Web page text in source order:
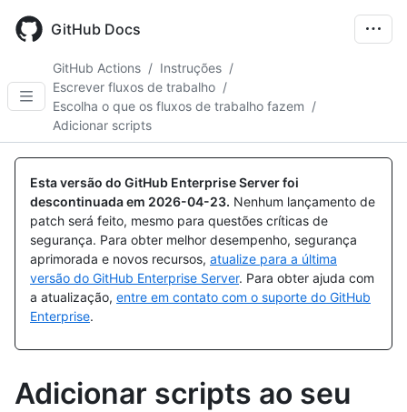
main
GitHub Docs
GitHub Actions / Instruções /
Escrever fluxos de trabalho /
Escolha o que os fluxos de trabalho fazem /
Adicionar scripts
Esta versão do GitHub Enterprise Server foi
descontinuada em 2026-04-23. Nenhum lançamento de
patch será feito, mesmo para questões críticas de
segurança. Para obter melhor desempenho, segurança
aprimorada e novos recursos, atualize para a última
versão do GitHub Enterprise Server. Para obter ajuda com
a atualização, entre em contato com o suporte do GitHub
Enterprise.
Adicionar scripts ao seu